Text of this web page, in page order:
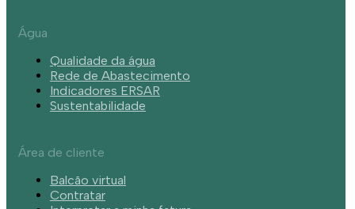
Água
Qualidade da água
Rede de Abastecimento
Indicadores ERSAR
Sustentabilidade
Área de cliente
Balcão virtual
Contratar